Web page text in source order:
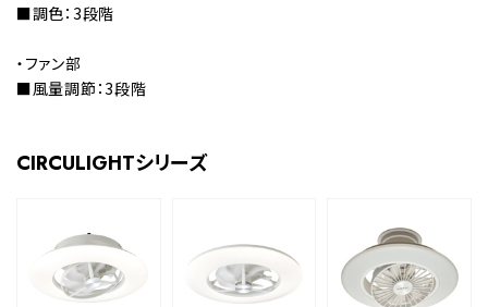
■調色：3段階
・ファン部
■風量調節：3段階
CIRCULIGHTシリーズ